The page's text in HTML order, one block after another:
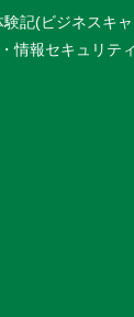
記(ビジネスキ
情報セキュリテ